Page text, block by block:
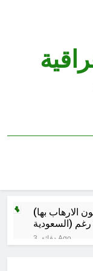
الارهاب بها)
(السعودية
(الاردن ومصر
بالعراق
3 دقائق Ago